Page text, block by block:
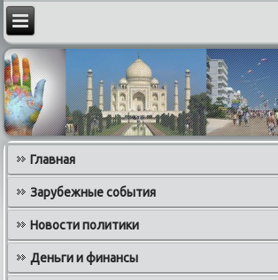
Главная
Зарубежные события
Новости политики
Деньги и финансы